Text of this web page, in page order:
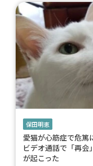
保田明恵
愛猫が心筋症で危
ビデオ通話で「再会
が起こった